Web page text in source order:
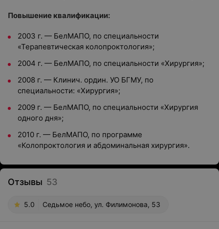
Повышение квалификации:
2003 г. — БелМАПО, по специальности
«Терапевтическая колопроктология»;
2004 г. — БелМАПО, по специальности «Хирургия»;
2008 г. — Клинич. ордин. УО БГМУ, по
специальности: «Хирургия»;
2009 г. — БелМАПО, по специальности «Хирургия
одного дня»;
2010 г. — БелМАПО, по программе
«Колопроктология и абдоминальная хирургия».
Отзывы 53
5.0 Седьмое небо, ул. Филимонова, 53